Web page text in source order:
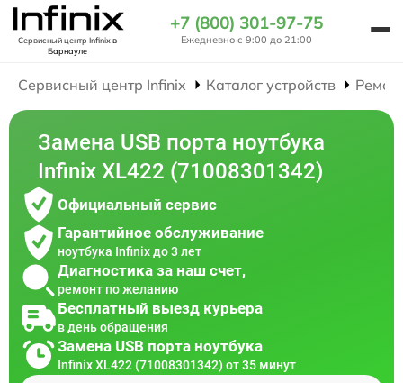
Сервисный центр Infinixв
Барнауле
+7 (800) 301-97-75
Ежедневно с 9:00 до 21:00
Сервисный центр Infinix Каталог устройств
Замена USB порта ноутбука
Infinix XL422 (71008301342)
Официальный сервис
Гарантийное обслуживание
ноутбука Infinix до 3 лет
Диагностика за наш счет,
ремонт по желанию
Бесплатный выезд курьера
в день обращения
Замена USB порта ноутбука
Infinix XL422 (71008301342) от 35 минут